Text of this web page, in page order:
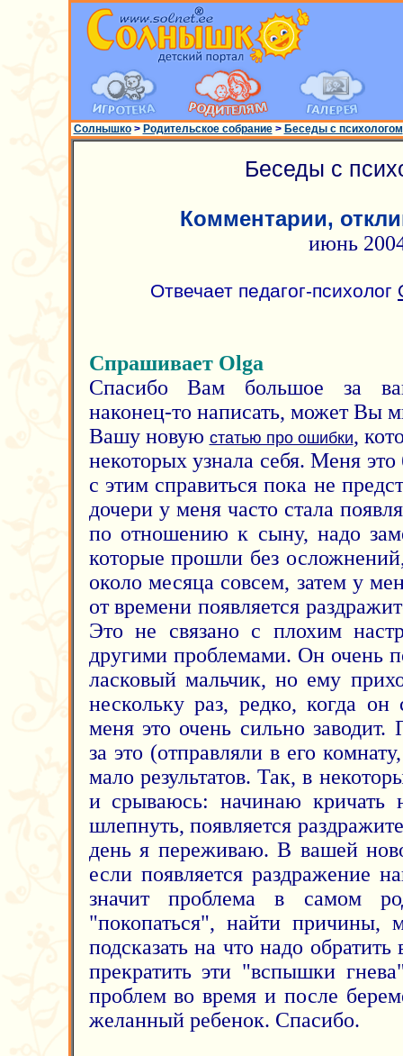
Солнышко> Родительское собрание> Беседы с психологом
Беседы с
Комментарии,
июнь
Отвечает педагог-психолог
Спрашивает Olga
Спасибо Вам большое за
наконец-то написать, может Вы
Вашу новую статью про ошибки,
некоторых узнала себя. Меня
с этим справиться пока не
дочери у меня часто стала
по отношению к сыну, надо
которые прошли без
около месяца совсем, затем у
от времени появляется
Это не связано с плохим
другими проблемами. Он
ласковый мальчик, но ему
нескольку раз, редко, когда он
меня это очень сильно заводит.
за это (отправляли в его
мало результатов. Так, в
и срываюсь: начинаю кричать
шлепнуть, появляется
день я переживаю. В вашей
если появляется раздражение
значит проблема в самом
"покопаться", найти
подсказать на что надо
прекратить эти "вспышки
проблем во время и после
желанный ребенок. Cпасибо.